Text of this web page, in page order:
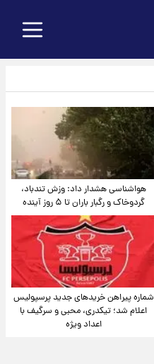
هواشناسی هشدار داد: وزش تندباد،
گردوخاک و رگبار باران تا ۵ روز آینده
شماره پیراهن خریدهای جدید پرسپولیس
اعلام شد؛ تیکدری، محبی و سرگیف با
اعداد ویژه